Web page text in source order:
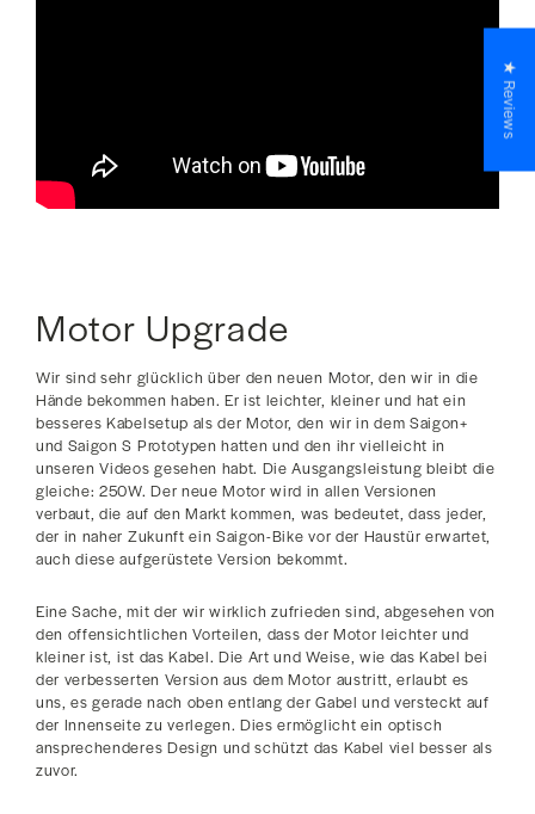
Motor Upgrade
Wir sind sehr glücklich über den neuen Motor, den wir in die
Hände bekommen haben. Er ist leichter, kleiner und hat ein
besseres Kabelsetup als der Motor, den wir in dem Saigon+
und Saigon S Prototypen hatten und den ihr vielleicht in
unseren Videos gesehen habt. Die Ausgangsleistung bleibt die
gleiche: 250W. Der neue Motor wird in allen Versionen
verbaut, die auf den Markt kommen, was bedeutet, dass jeder,
der in naher Zukunft ein Saigon-Bike vor der Haustür erwartet,
auch diese aufgerüstete Version bekommt.
Eine Sache, mit der wir wirklich zufrieden sind, abgesehen von
den offensichtlichen Vorteilen, dass der Motor leichter und
kleiner ist, ist das Kabel. Die Art und Weise, wie das Kabel bei
der verbesserten Version aus dem Motor austritt, erlaubt es
uns, es gerade nach oben entlang der Gabel und versteckt auf
der Innenseite zu verlegen. Dies ermöglicht ein optisch
ansprechenderes Design und schützt das Kabel viel besser als
zuvor.
★ Reviews